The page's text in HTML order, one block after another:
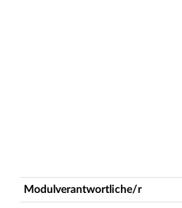
Modulverantwortliche/r